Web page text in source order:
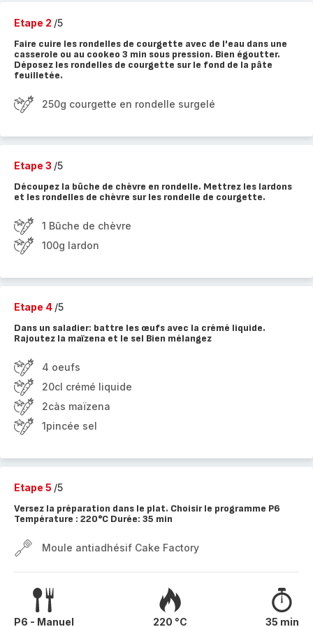
Etape 2 /5
Faire cuire les rondelles de courgette avec de l'eau dans une
casserole ou au cookeo 3 min sous pression. Bien égoutter.
Déposez les rondelles de courgette sur le fond de la pâte
feuilletée.
250g courgette en rondelle surgelé
Etape 3 /5
Découpez la bûche de chèvre en rondelle. Mettrez les lardons
et les rondelles de chèvre sur les rondelle de courgette.
1 Bûche de chèvre
100g lardon
Etape 4 /5
Dans un saladier: battre les œufs avec la crémé liquide.
Rajoutez la maïzena et le sel Bien mélangez
4 oeufs
20cl crémé liquide
2càs maïzena
1pincée sel
Etape 5 /5
Versez la préparation dans le plat. Choisir le programme P6
Température : 220°C Durée: 35 min
Moule antiadhésif Cake Factory
P6 - Manuel 220 °C 35 min